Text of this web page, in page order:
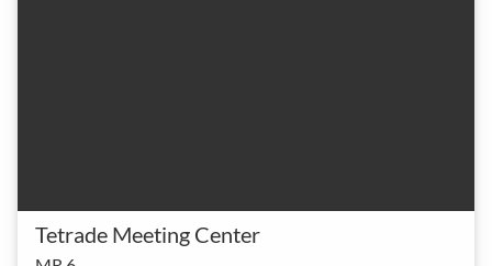
Tetrade Meeting Center